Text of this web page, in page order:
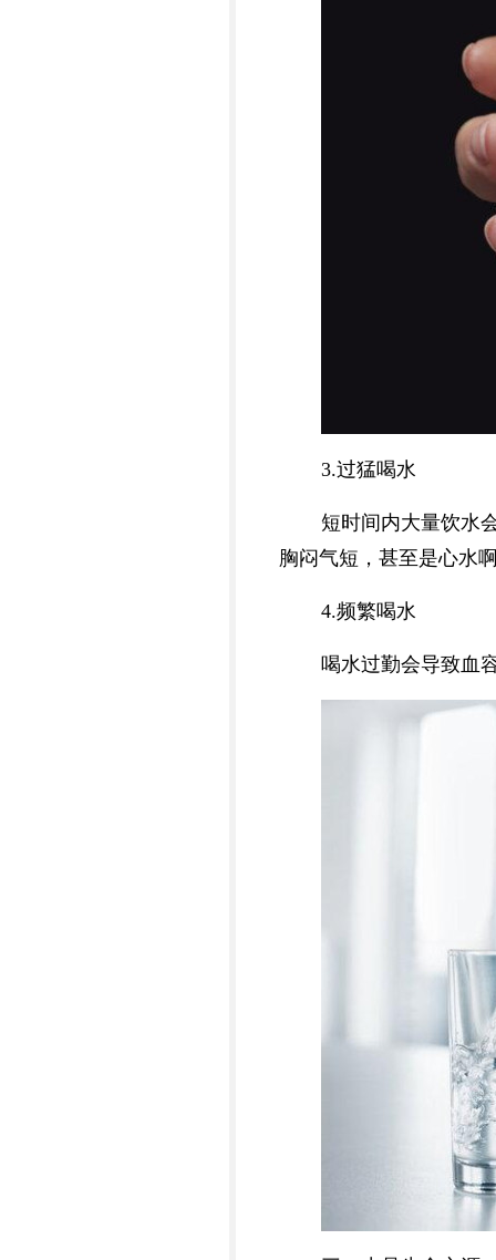
3.过猛喝水
短时间内大量饮水
胸闷气短，甚至是心水
4.频繁喝水
喝水过勤会导致血